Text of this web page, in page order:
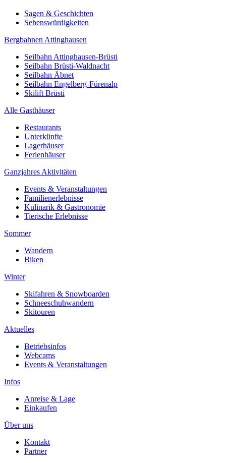
Sagen & Geschichten
Sehenswürdigkeiten
Bergbahnen Attinghausen
Seilbahn Attinghausen-Brüsti
Seilbahn Brüsti-Waldnacht
Seilbahn Äbnet
Seilbahn Engelberg-Fürenalp
Skilift Brüsti
Alle Gasthäuser
Restaurants
Unterkünfte
Lagerhäuser
Ferienhäuser
Ganzjahres Aktivitäten
Events & Veranstaltungen
Familienerlebnisse
Kulinarik & Gastronomie
Tierische Erlebnisse
Sommer
Wandern
Biken
Winter
Skifahren & Snowboarden
Schneeschuhwandern
Skitouren
Aktuelles
Betriebsinfos
Webcams
Events & Veranstaltungen
Infos
Anreise & Lage
Einkaufen
Über uns
Kontakt
Partner